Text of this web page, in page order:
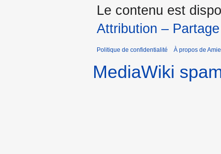
Le contenu est
Attribution –
Politique de confidentialité À propos de
MediaWiki